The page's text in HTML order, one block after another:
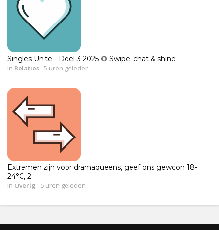
Singles Unite - Deel 3 2025 🌻 Swipe, chat & shine
in Relaties-5 uren geleden
Extremen zijn voor dramaqueens, geef ons gewoon 18-
24°C, 2
in Overig -5 uren geleden